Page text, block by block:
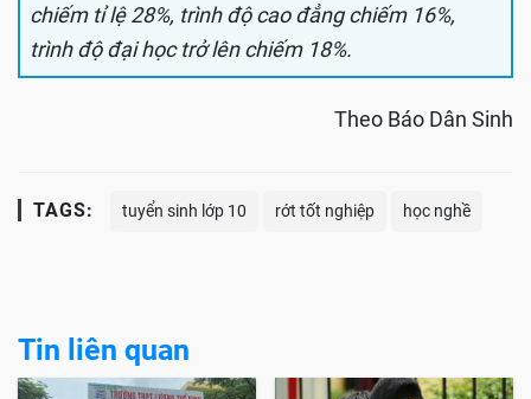
chiếm tỉ lệ 28%, trình độ cao đẳng chiếm 16%,
trình độ đại học trở lên chiếm 18%.
Theo Báo Dân Sinh
TAGS: tuyển sinh lớp 10 rớt tốt nghiệp học nghề
Tin liên quan